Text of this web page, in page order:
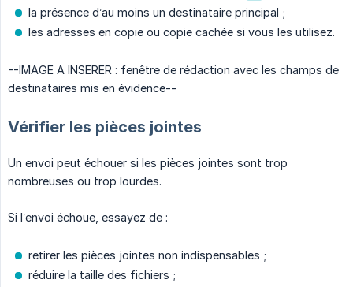
la présence d’au moins un destinataire principal ;
les adresses en copie ou copie cachée si vous les utilisez.
--IMAGE A INSERER : fenêtre de rédaction avec les champs de
destinataires mis en évidence--
Vérifier les pièces jointes
Un envoi peut échouer si les pièces jointes sont trop
nombreuses ou trop lourdes.
Si l’envoi échoue, essayez de :
retirer les pièces jointes non indispensables ;
réduire la taille des fichiers ;